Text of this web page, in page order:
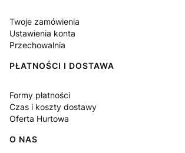
Twoje zamówienia
Ustawienia konta
Przechowalnia
PŁATNOŚCI I DOSTAWA
Formy płatności
Czas i koszty dostawy
Oferta Hurtowa
O NAS